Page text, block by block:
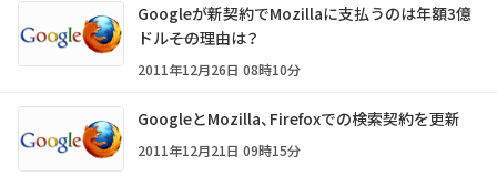
Googleが新契約でMozillaに支払うのは年額3億
ドル――その理由は？
2011年12月26日 08時10分
GoogleとMozilla、Firefoxでの検索契約を更新
2011年12月21日 09時15分